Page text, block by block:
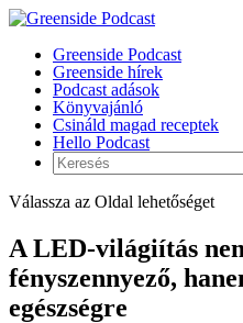
Greenside Podcast
Greenside hírek
Podcast adások
Könyvajánló
Csináld magad receptek
Hello Podcast
Válassza az Oldal lehetőséget
A LED-világiítás
fényszennyező,
egészségre